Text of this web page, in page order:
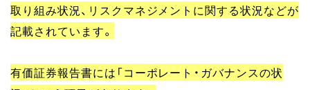
取り組み状況、リスクマネジメントに関する状況などが
記載されています。
有価証券報告書には「コーポレート・ガバナンスの状